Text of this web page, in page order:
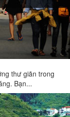
thư giãn trong
Bạn...